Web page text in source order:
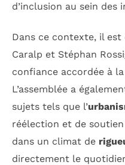
d’inclusion au sein des
Dans ce contexte, il
Caralp et Stéphan
confiance accordée à
L’assemblée a
sujets tels que l’
réélection et de
dans un climat de
directement le